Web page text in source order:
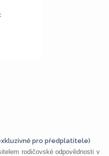
pro předplatitele)
rodičovské odpovědnosti v